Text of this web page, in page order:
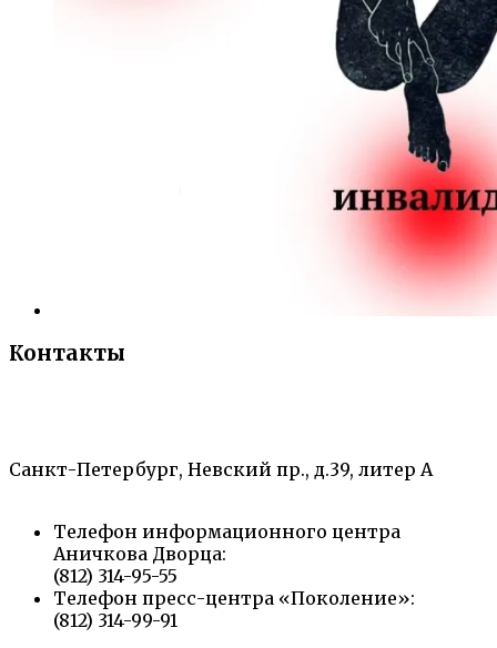
Контакты
Санкт-Петербург, Невский пр., д.39, литер А
Телефон информационного центра
Аничкова Дворца:
(812) 314-95-55
Телефон пресс-центра «Поколение»:
(812) 314-99-91